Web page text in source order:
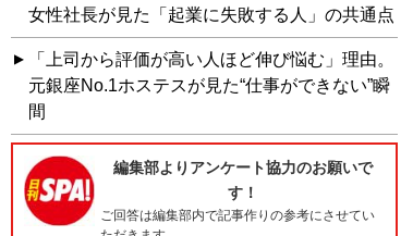
女性社長が見た「起業に失敗する人」の共通点
「上司から評価が高い人ほど伸び悩む」理由。
元銀座No.1ホステスが見た“仕事ができない”瞬
間